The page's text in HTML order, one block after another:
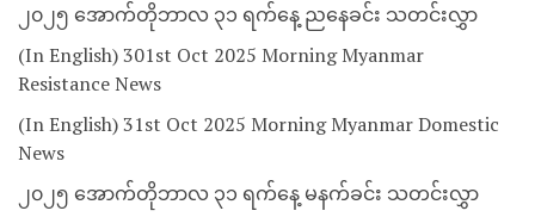
၂၀၂၅ အောက်တိုဘာလ ၃၁ ရက်နေ့ ညနေခင်း သတင်းလွှာ
(In English) 301st Oct 2025 Morning Myanmar
Resistance News
(In English) 31st Oct 2025 Morning Myanmar Domestic
News
၂၀၂၅ အောက်တိုဘာလ ၃၁ ရက်နေ့ မနက်ခင်း သတင်းလွှာ